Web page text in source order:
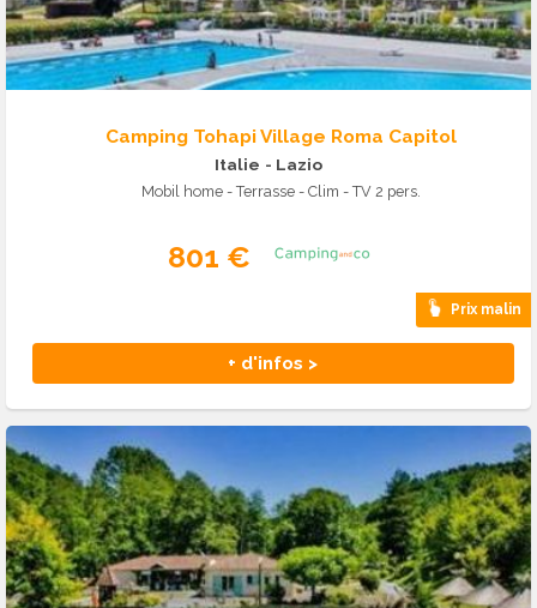
Camping Tohapi Village Roma Capitol
Italie - Lazio
Mobil home - Terrasse - Clim - TV 2 pers.
801 €
Prix malin
+ d'infos >